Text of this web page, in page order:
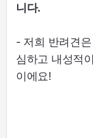
니다.
- 저희 반려견
심하고 내성적
이에요!